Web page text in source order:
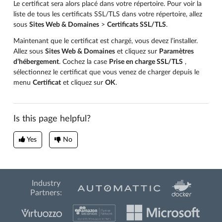
Le certificat sera alors placé dans votre répertoire. Pour voir la
liste de tous les certificats SSL/TLS dans votre répertoire, allez
sous Sites Web & Domaines > Certificats SSL/TLS.
Maintenant que le certificat est chargé, vous devez l’installer.
Allez sous Sites Web & Domaines et cliquez sur Paramètres
d’hébergement. Cochez la case Prise en charge SSL/TLS ,
sélectionnez le certificat que vous venez de charger depuis le
menu Certificat et cliquez sur OK.
Is this page helpful?
Yes No
Industry
Partners: